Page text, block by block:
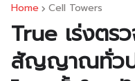
Home Cell Towers
True เร่งตร
สัญญาณทั่วป